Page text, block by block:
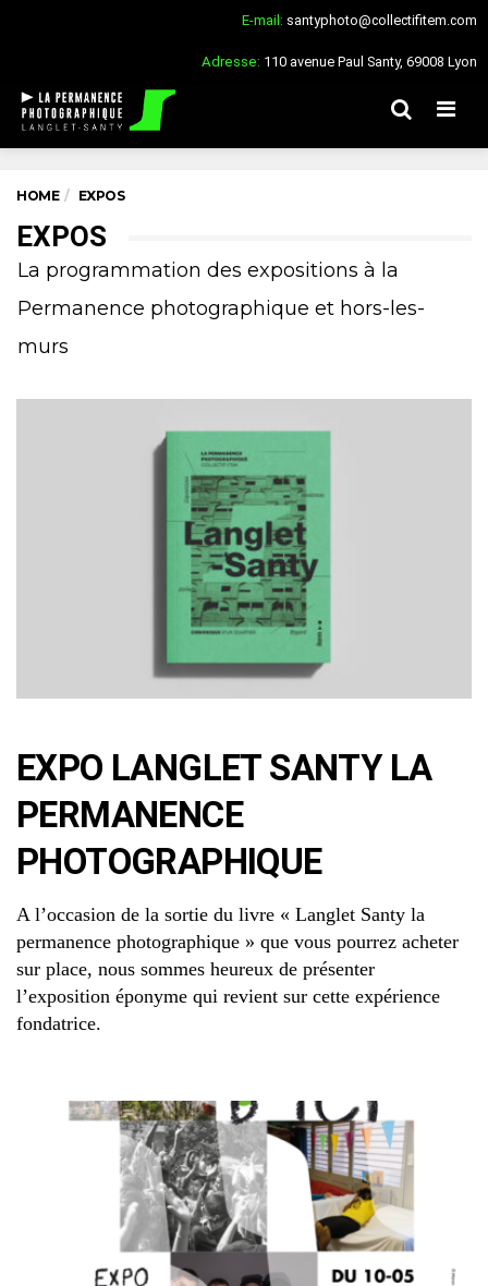
E-mail: santyphoto@collectifitem.com
Adresse: 110 avenue Paul Santy, 69008 Lyon
HOME EXPOS
EXPOS
La programmation des expositions à la
Permanence photographique et hors-les-
murs
EXPO LANGLET SANTY LA
PERMANENCE
PHOTOGRAPHIQUE
A l’occasion de la sortie du livre « Langlet Santy la
permanence photographique » que vous pourrez acheter
sur place, nous sommes heureux de présenter
l’exposition éponyme qui revient sur cette expérience
fondatrice.